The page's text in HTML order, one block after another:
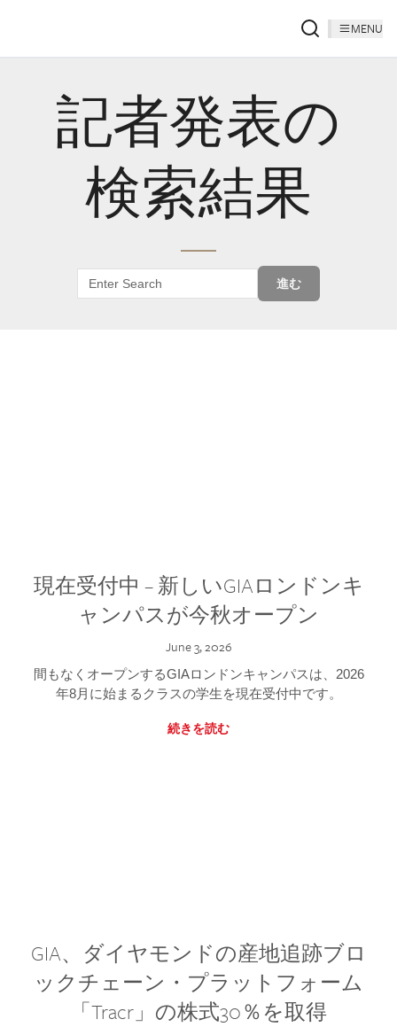
MENU
記者発表の
検索結果
進む
現在受付中 – 新しいGIAロンドンキ
ャンパスが今秋オープン
June 3, 2026
間もなくオープンするGIAロンドンキャンパスは、2026
年8月に始まるクラスの学生を現在受付中です。
続きを読む
GIA、ダイヤモンドの産地追跡ブロ
ックチェーン・プラットフォーム
「Tracr」の株式30％を取得